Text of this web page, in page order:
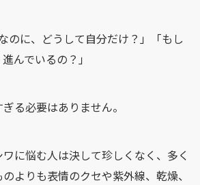
のに、どうして自分だけ？」「もし
んでいるの？」
る必要はありません。
に悩む人は決して珍しくなく、多く
よりも表情のクセや紫外線、乾燥、